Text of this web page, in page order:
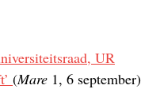
UR
(Mare 1, 6 september)